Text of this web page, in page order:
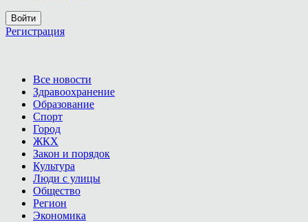
Войти
Регистрация
Все новости
Здравоохранение
Образование
Спорт
Город
ЖКХ
Закон и порядок
Культура
Люди с улицы
Общество
Регион
Экономика